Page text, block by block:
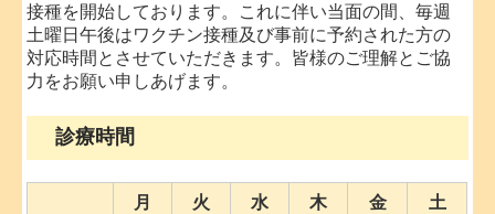
接種を開始しております。これに伴い当面の間、毎週
土曜日午後はワクチン接種及び事前に予約された方の
対応時間とさせていただきます。皆様のご理解とご協
力をお願い申しあげます。
診療時間
月 火 水 木 金 土